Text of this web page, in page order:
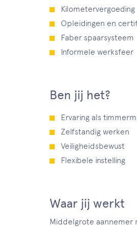
Kilometervergoeding
Opleidingen en
Faber spaarsysteem
Informele werksfeer
Ben jij het?
Ervaring als
Zelfstandig werken
Veiligheidsbewust
Flexibele instelling
Waar jij werkt
Middelgrote aannemer